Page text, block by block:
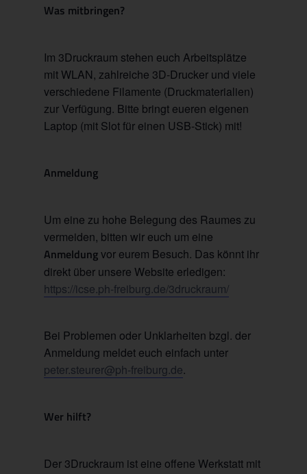
Was mitbringen?
Im 3Druckraum stehen euch Arbeitsplätze
mit WLAN, zahlreiche 3D-Drucker und viele
verschiedene Filamente (Druckmaterialien)
zur Verfügung. Bitte bringt eueren eigenen
Laptop (mit Slot für einen USB-Stick) mit!
Anmeldung
Um eine zu hohe Belegung des Raumes zu
vermeiden, bitten wir euch um eine
Anmeldungvor eurem Besuch. Das könnt ihr
direkt über unsere Website erledigen:
https://icse.ph-freiburg.de/3druckraum/
Bei Problemen oder Unklarheiten bzgl. der
Anmeldung meldet euch einfach unter
peter.steurer@ph-freiburg.de.
Wer hilft?
Der 3Druckraum ist eine offene Werkstatt mit